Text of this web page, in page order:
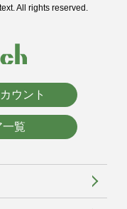
All rights reserved.
ウント
一覧